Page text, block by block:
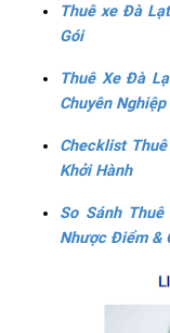
Thuê xe Đà
Gói
Thuê Xe Đà
Chuyên Nghiệp
Checklist
Khởi Hành
So Sánh
Nhược Điểm &